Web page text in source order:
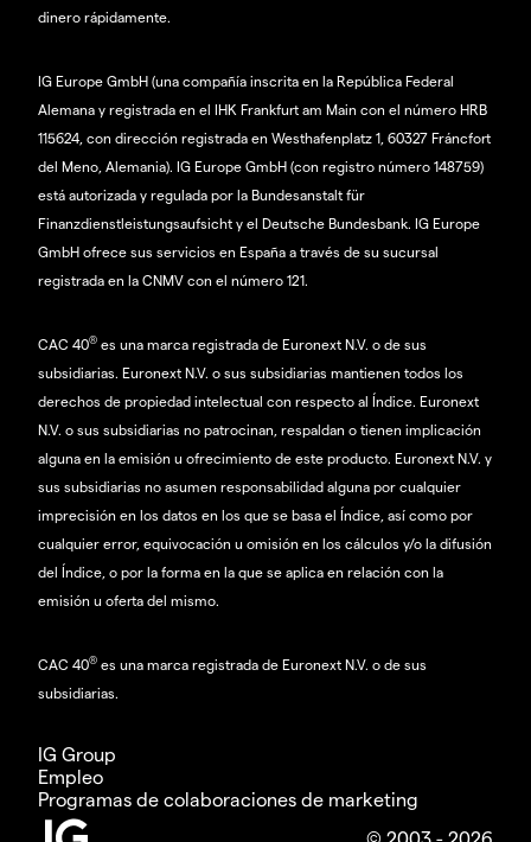
dinero rápidamente.
IG Europe GmbH (una compañía inscrita en la República Federal
Alemana y registrada en el IHK Frankfurt am Main con el número HRB
115624, con dirección registrada en Westhafenplatz 1, 60327 Fráncfort
del Meno, Alemania). IG Europe GmbH (con registro número 148759)
está autorizada y regulada por la Bundesanstalt für
Finanzdienstleistungsaufsicht y el Deutsche Bundesbank. IG Europe
GmbH ofrece sus servicios en España a través de su sucursal
registrada en la CNMV con el número 121.
CAC 40® es una marca registrada de Euronext N.V. o de sus
subsidiarias. Euronext N.V. o sus subsidiarias mantienen todos los
derechos de propiedad intelectual con respecto al Índice. Euronext
N.V. o sus subsidiarias no patrocinan, respaldan o tienen implicación
alguna en la emisión u ofrecimiento de este producto. Euronext N.V. y
sus subsidiarias no asumen responsabilidad alguna por cualquier
imprecisión en los datos en los que se basa el Índice, así como por
cualquier error, equivocación u omisión en los cálculos y/o la difusión
del Índice, o por la forma en la que se aplica en relación con la
emisión u oferta del mismo.
CAC 40® es una marca registrada de Euronext N.V. o de sus
subsidiarias.
IG Group
Empleo
Programas de colaboraciones de marketing
© 2003 - 2026